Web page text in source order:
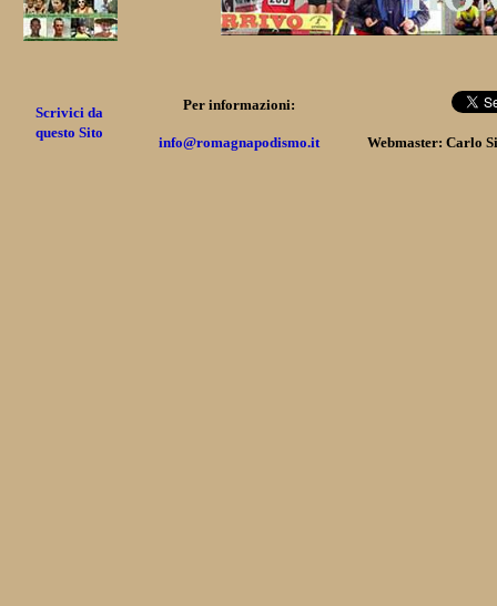
Scrivici da
questo Sito
Per informazioni:
info@romagnapodismo.it Webmaster: Carlo